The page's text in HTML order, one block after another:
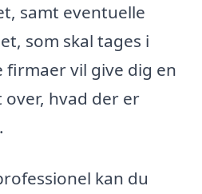
samt eventuelle
som skal tages i
vil give dig en
hvad der er
kan du